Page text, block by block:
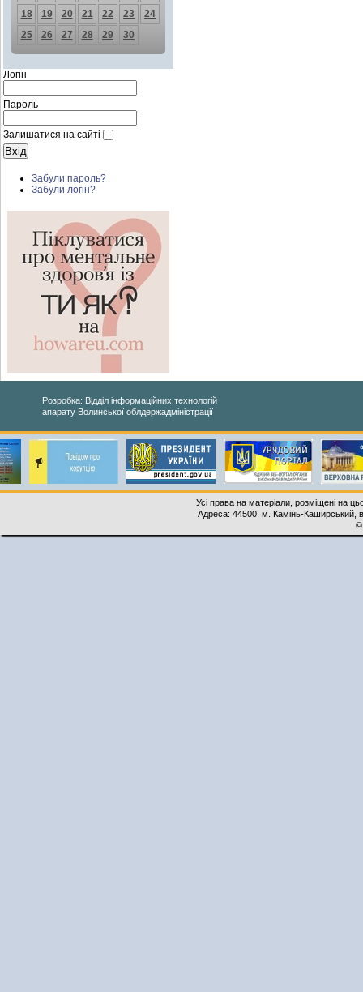
18
19 20 21 22 23
24
25
26 27 28 29 30
Логін
Пароль
Залишатися на сайті
Забули пароль?
Забули логін?
Розробка: Відділ інформаційних технологій
апарату Волинської облдержадміністрації
Усі права на матеріали, розміщені на
Адреса: 44500, м. Камінь-Каширський,
©